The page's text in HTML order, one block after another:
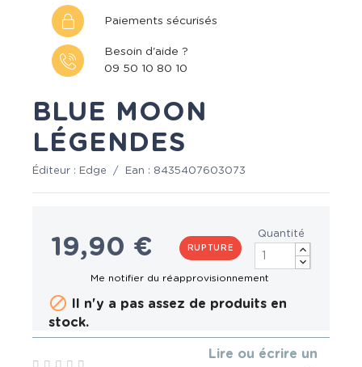
Paiements sécurisés
Besoin d'aide ?
09 50 10 80 10
BLUE MOON
LÉGENDES
Éditeur : Edge / Ean : 8435407603073
19,90 € RUPTURE
Quantité
 Il n'y a pas assez de produits en
stock.
Lire ou écrire un